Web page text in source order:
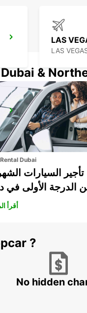
LAS
MEXICALI
&
Dubai
السيارات
الدرجة الأولى في
أقرأ
?
No hidden